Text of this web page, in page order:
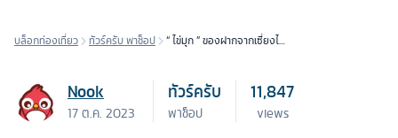
บล็อกท่องเที่ยว ทัวร์ครับ พาช็อป
“ ไข่มุก ” ของฝากจากเซี่ยงไฮ้
Nook
17 ต.ค. 2023
ทัวร์ครับ
พาช็อป
11,847
views